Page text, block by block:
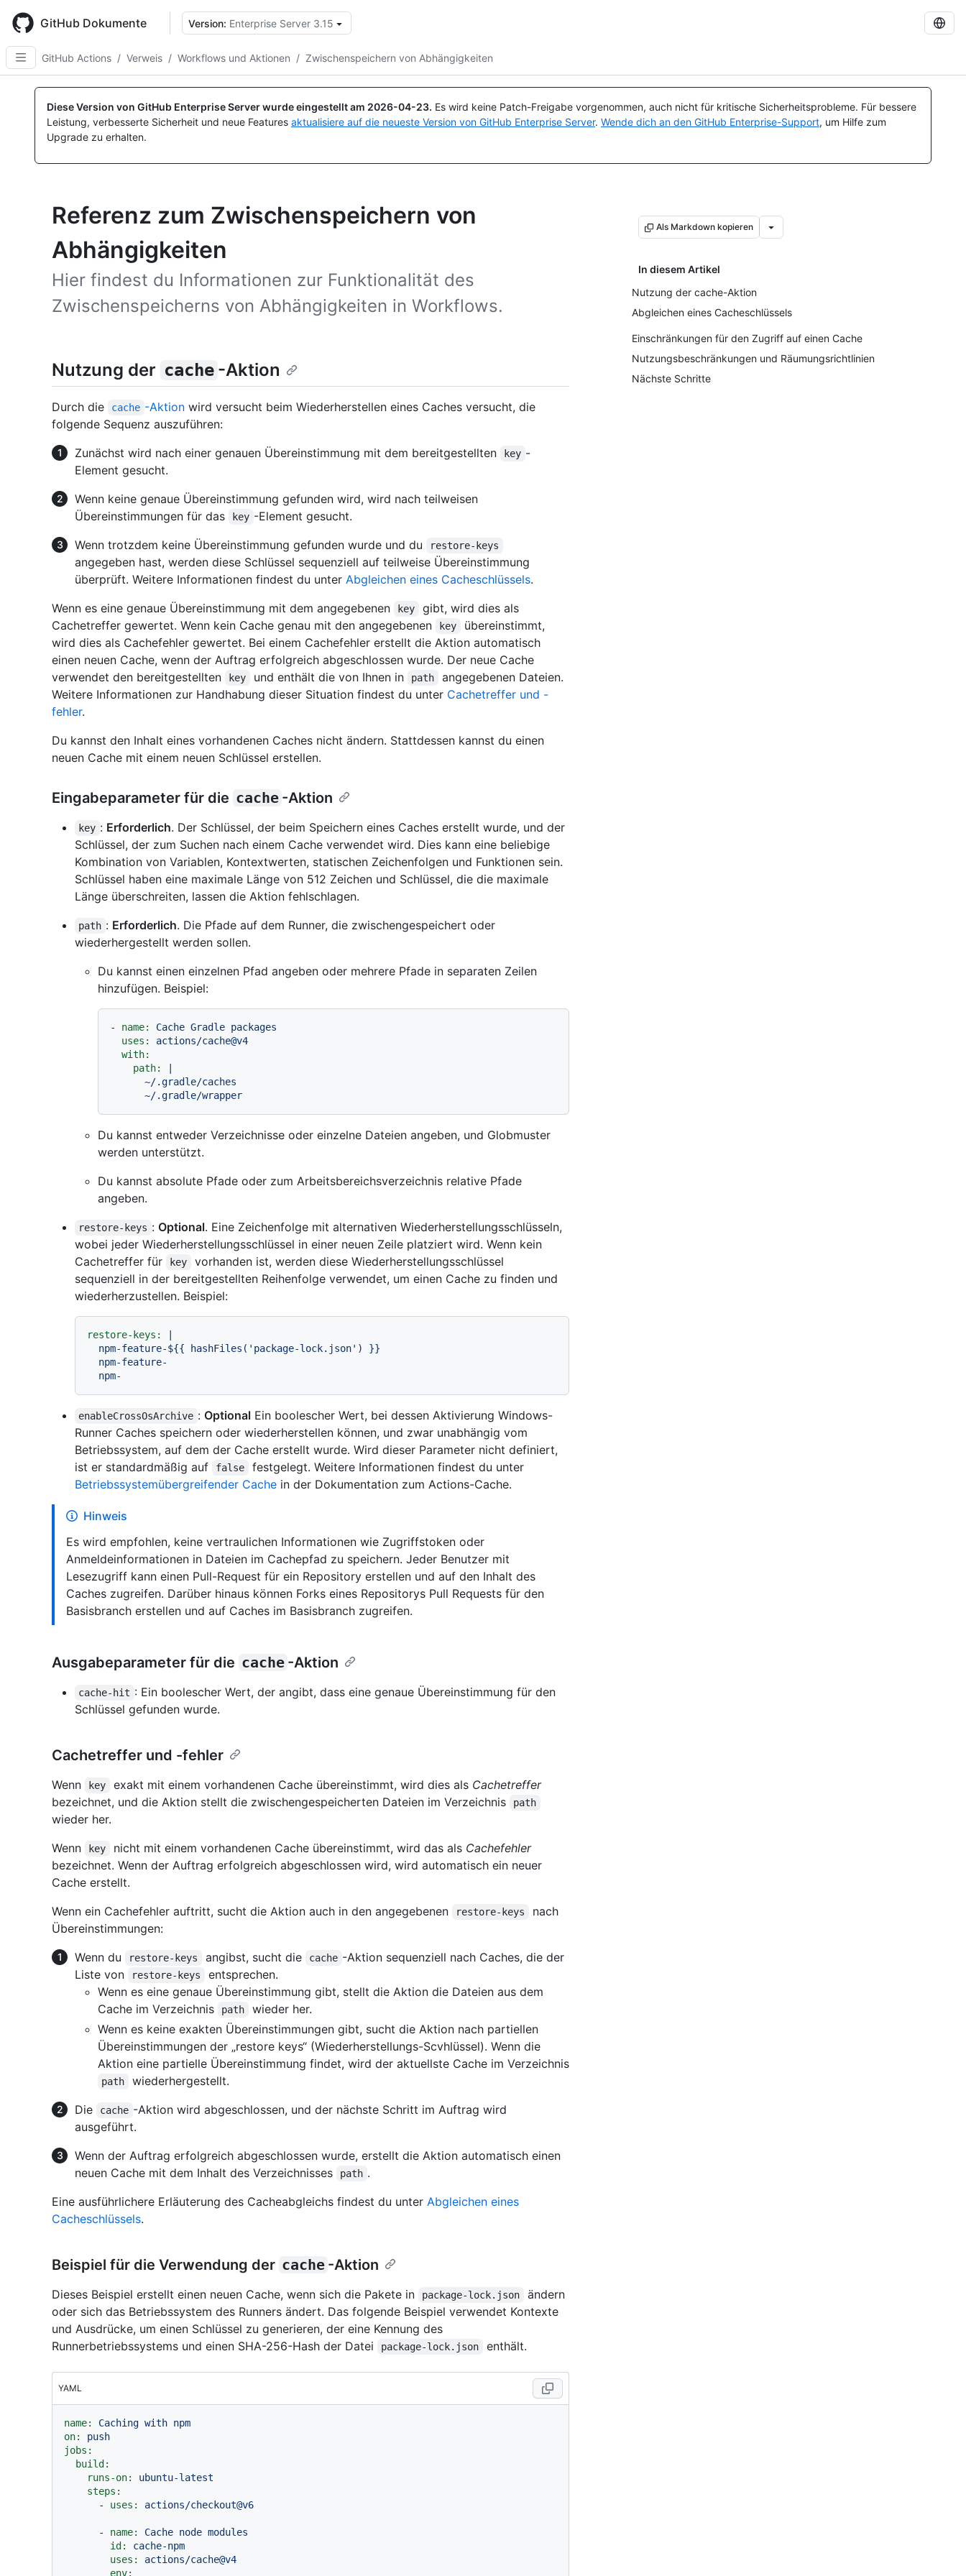
main
content
GitHub Dokumente Version: Enterprise Server 3.15
GitHub Actions / Verweis / Workflows und Aktionen / Zwischenspeichern von Abhängigkeiten
Diese Version von GitHub Enterprise Server wurde eingestellt am 2026-04-23. Es wird keine Patch-Freigabe vorgenommen, auch nicht für kritische Sicherheitsprobleme. Für bessere
Leistung, verbesserte Sicherheit und neue Features aktualisiere auf die neueste Version von GitHub Enterprise Server. Wende dich an den GitHub Enterprise-Support, um Hilfe zum
Upgrade zu erhalten.
Referenz zum Zwischenspeichern von
Abhängigkeiten
Hier findest du Informationen zur Funktionalität des
Zwischenspeicherns von Abhängigkeiten in Workflows.
Als Markdown kopieren
In diesem Artikel
Nutzung der cache-Aktion
Abgleichen eines Cacheschlüssels
Einschränkungen für den Zugriff auf einen Cache
Nutzungsbeschränkungen und Räumungsrichtlinien
Nächste Schritte
Nutzung der cache -Aktion
Durch die cache -Aktionwird versucht beim Wiederherstellen eines Caches versucht, die
folgende Sequenz auszuführen:
Zunächst wird nach einer genauen Übereinstimmung mit dem bereitgestellten
key -
Element gesucht.
Wenn keine genaue Übereinstimmung gefunden wird, wird nach teilweisen
Übereinstimmungen für das
key -Element gesucht.
Wenn trotzdem keine Übereinstimmung gefunden wurde und du
restore-keys
angegeben hast, werden diese Schlüssel sequenziell auf teilweise Übereinstimmung
überprüft. Weitere Informationen findest du unter Abgleichen eines Cacheschlüssels.
Wenn es eine genaue Übereinstimmung mit dem angegebenen
key
gibt, wird dies als
Cachetreffer gewertet. Wenn kein Cache genau mit den angegebenen
key
übereinstimmt,
wird dies als Cachefehler gewertet. Bei einem Cachefehler erstellt die Aktion automatisch
einen neuen Cache, wenn der Auftrag erfolgreich abgeschlossen wurde. Der neue Cache
verwendet den bereitgestellten
key und enthält die von Ihnen in path
angegebenen Dateien.
Weitere Informationen zur Handhabung dieser Situation findest du unter Cachetreffer und -
fehler.
Du kannst den Inhalt eines vorhandenen Caches nicht ändern. Stattdessen kannst du einen
neuen Cache mit einem neuen Schlüssel erstellen.
Eingabeparameter für die cache -Aktion
key : Erforderlich. Der Schlüssel, der beim Speichern eines Caches erstellt wurde, und der
Schlüssel, der zum Suchen nach einem Cache verwendet wird. Dies kann eine beliebige
Kombination von Variablen, Kontextwerten, statischen Zeichenfolgen und Funktionen sein.
Schlüssel haben eine maximale Länge von 512 Zeichen und Schlüssel, die die maximale
Länge überschreiten, lassen die Aktion fehlschlagen.
path : Erforderlich. Die Pfade auf dem Runner, die zwischengespeichert oder
wiederhergestellt werden sollen.
Du kannst einen einzelnen Pfad angeben oder mehrere Pfade in separaten Zeilen
hinzufügen. Beispiel:
- name: Cache Gradle packages
uses:
actions/cache@v4
with:
path:
Du kannst entweder Verzeichnisse oder einzelne Dateien angeben, und Globmuster
werden unterstützt.
Du kannst absolute Pfade oder zum Arbeitsbereichsverzeichnis relative Pfade
angeben.
restore-keys : Optional. Eine Zeichenfolge mit alternativen Wiederherstellungsschlüsseln,
wobei jeder Wiederherstellungsschlüssel in einer neuen Zeile platziert wird. Wenn kein
Cachetreffer für
key
vorhanden ist, werden diese Wiederherstellungsschlüssel
sequenziell in der bereitgestellten Reihenfolge verwendet, um einen Cache zu finden und
wiederherzustellen. Beispiel:
restore-keys:
enableCrossOsArchive : OptionalEin boolescher Wert, bei dessen Aktivierung Windows-
Runner Caches speichern oder wiederherstellen können, und zwar unabhängig vom
Betriebssystem, auf dem der Cache erstellt wurde. Wird dieser Parameter nicht definiert,
ist er standardmäßig auf
false
festgelegt. Weitere Informationen findest du unter
Betriebssystemübergreifender Cache in der Dokumentation zum Actions-Cache.
Hinweis
Es wird empfohlen, keine vertraulichen Informationen wie Zugriffstoken oder
Anmeldeinformationen in Dateien im Cachepfad zu speichern. Jeder Benutzer mit
Lesezugriff kann einen Pull-Request für ein Repository erstellen und auf den Inhalt des
Caches zugreifen. Darüber hinaus können Forks eines Repositorys Pull Requests für den
Basisbranch erstellen und auf Caches im Basisbranch zugreifen.
Ausgabeparameter für die cache -Aktion
cache-hit : Ein boolescher Wert, der angibt, dass eine genaue Übereinstimmung für den
Schlüssel gefunden wurde.
Cachetreffer und -fehler
Wenn key exakt mit einem vorhandenen Cache übereinstimmt, wird dies als Cachetreffer
bezeichnet, und die Aktion stellt die zwischengespeicherten Dateien im Verzeichnis
path
wieder her.
Wenn
key nicht mit einem vorhandenen Cache übereinstimmt, wird das als Cachefehler
bezeichnet. Wenn der Auftrag erfolgreich abgeschlossen wird, wird automatisch ein neuer
Cache erstellt.
Wenn ein Cachefehler auftritt, sucht die Aktion auch in den angegebenen
restore-keys
nach
Übereinstimmungen:
Wenn du
restore-keys angibst, sucht die cache -Aktion sequenziell nach Caches, die der
Liste von
restore-keys
entsprechen.
Wenn es eine genaue Übereinstimmung gibt, stellt die Aktion die Dateien aus dem
Cache im Verzeichnis
path
wieder her.
Wenn es keine exakten Übereinstimmungen gibt, sucht die Aktion nach partiellen
Übereinstimmungen der „restore keys“ (Wiederherstellungs-Scvhlüssel). Wenn die
Aktion eine partielle Übereinstimmung findet, wird der aktuellste Cache im Verzeichnis
path
wiederhergestellt.
Die
cache -Aktion wird abgeschlossen, und der nächste Schritt im Auftrag wird
ausgeführt.
Wenn der Auftrag erfolgreich abgeschlossen wurde, erstellt die Aktion automatisch einen
neuen Cache mit dem Inhalt des Verzeichnisses
path .
Eine ausführlichere Erläuterung des Cacheabgleichs findest du unter Abgleichen eines
Cacheschlüssels.
Beispiel für die Verwendung der cache -Aktion
Dieses Beispiel erstellt einen neuen Cache, wenn sich die Pakete in package-lock.json
ändern
oder sich das Betriebssystem des Runners ändert. Das folgende Beispiel verwendet Kontexte
und Ausdrücke, um einen Schlüssel zu generieren, der eine Kennung des
Runnerbetriebssystems und einen SHA-256-Hash der Datei
package-lock.json enthält.
YAML
name: Caching with npm
on:
push
jobs:
build:
runs-on:
ubuntu-latest
steps:
-
uses: actions/checkout@v6
- name: Cache node modules
id:
cache-npm
uses:
actions/cache@v4
env: